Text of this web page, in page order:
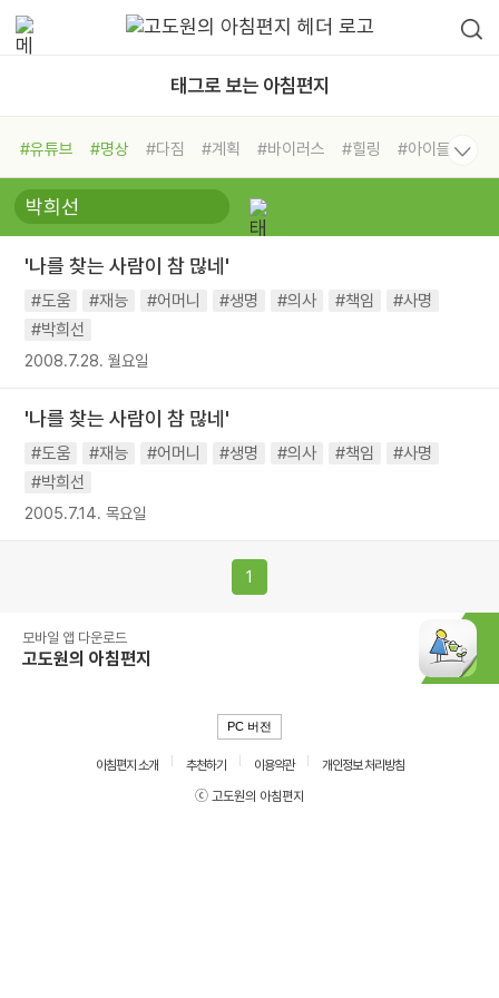
태그로 보는 아침편지
#유튜브 #명상 #다짐 #계획 #바이러스 #힐링
#아이들
#비전캠프
#독서캠프 #삶
#희망
#나눔 #친구 #링컨학교
#독서
#건강 #면역력
'나를 찾는 사람이 참 많네'
#도움 #재능 #어머니 #생명 #의사 #책임
#사명
#박희선
2008.7.28. 월요일
'나를 찾는 사람이 참 많네'
#도움 #재능 #어머니 #생명 #의사 #책임
#사명
#박희선
2005.7.14. 목요일
1
모바일 앱 다운로드
고도원의 아침편지
PC 버전
아침편지 소개 추천하기 이용약관
개인정보 처리방침
ⓒ 고도원의 아침편지